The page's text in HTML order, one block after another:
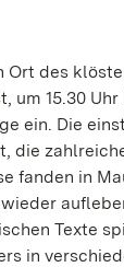
des
15.30
ein. Die
die
fanden in
Texte
in